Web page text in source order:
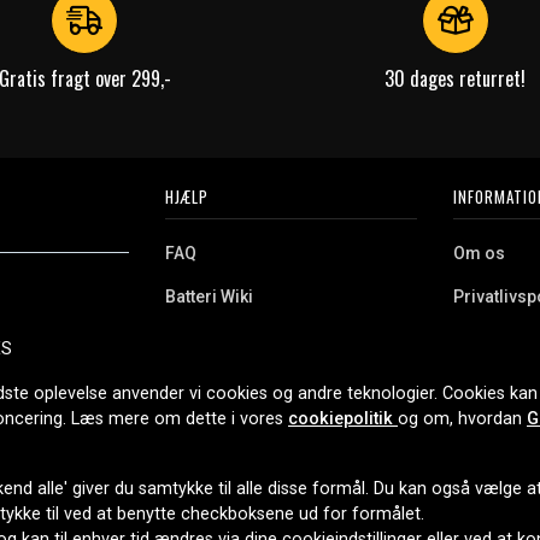
fragt over 299,- 30 dages returret!
og meget
siden
HJÆLP
FAQ
Batteri Wiki
Erhvervskunde
Om os
Cookies
LEVERINGSMULIGHEDER
oplevelse anvender vi cookies og andre teknologier. Cookies
Læs mere om dette i vores cookiepolitik og om, hvordan
alle' giver du samtykke til alle disse formål. Du kan også vælge
til ved at benytte checkboksene ud for formålet.